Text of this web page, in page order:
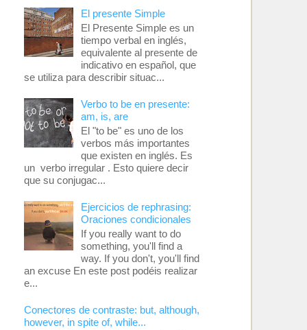
El presente Simple
El Presente Simple es un
tiempo verbal en inglés,
equivalente al presente de
indicativo en español, que
se utiliza para describir situac...
Verbo to be en presente:
am, is, are
El "to be" es uno de los
verbos más importantes
que existen en inglés. Es
un verbo irregular . Esto quiere decir
que su conjugac...
Ejercicios de rephrasing:
Oraciones condicionales
If you really want to do
something, you'll find a
way. If you don't, you'll find
an excuse En este post podéis realizar
e...
Conectores de contraste: but, although,
however, in spite of, while...